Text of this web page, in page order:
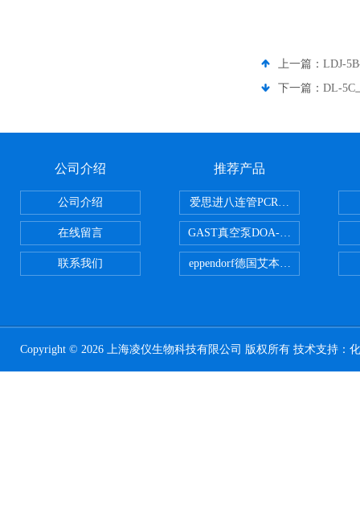
上一篇： LDJ-
下一篇： DL-5C
公司介绍
公司介绍
在线留言
联系我们
推荐产品
爱思进八连管PCR-0208-C
GAST真空泵DOA-P504-BN
eppendorf德国艾本德台式高速离
Copyright © 2026 上海凌仪生物科技有限公司 版权所有 技术支持：